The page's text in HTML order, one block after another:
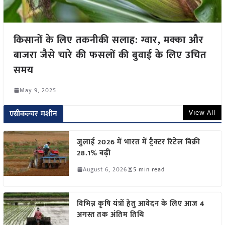
किसानों के लिए तकनीकी सलाह: ग्वार, मक्का और
बाजरा जैसे चारे की फसलों की बुवाई के लिए उचित
समय
May 9, 2025
एग्रीकल्चर मशीन View All
जुलाई 2026 में भारत में ट्रैक्टर रिटेल बिक्री
28.1% बढ़ी
August 6, 2026 5 min read
विभिन्न कृषि यंत्रों हेतु आवेदन के लिए आज 4
अगस्त तक अंतिम तिथि